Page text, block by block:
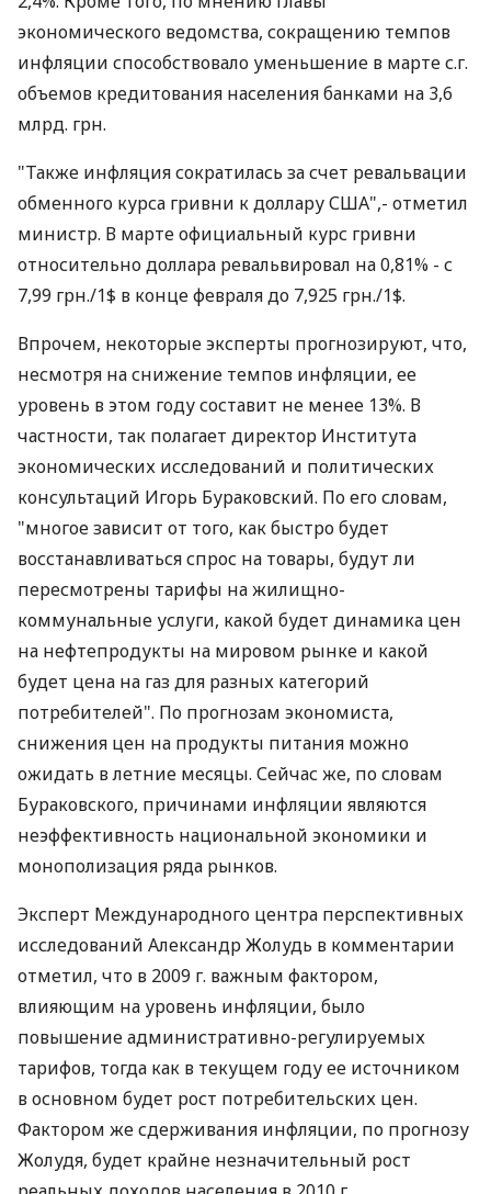
экономического ведомства, сокращению темпов
инфляции способствовало уменьшение в марте с.г.
объемов кредитования населения банками на 3,6
млрд. грн.
"Также инфляция сократилась за счет ревальвации
обменного курса гривни к доллару США",- отметил
министр. В марте официальный курс гривни
относительно доллара ревальвировал на 0,81% - с
7,99 грн./1$ в конце февраля до 7,925 грн./1$.
Впрочем, некоторые эксперты прогнозируют, что,
несмотря на снижение темпов инфляции, ее
уровень в этом году составит не менее 13%. В
частности, так полагает директор Института
экономических исследований и политических
консультаций Игорь Бураковский. По его словам,
"многое зависит от того, как быстро будет
восстанавливаться спрос на товары, будут ли
пересмотрены тарифы на жилищно-
коммунальные услуги, какой будет динамика цен
на нефтепродукты на мировом рынке и какой
будет цена на газ для разных категорий
потребителей". По прогнозам экономиста,
снижения цен на продукты питания можно
ожидать в летние месяцы. Сейчас же, по словам
Бураковского, причинами инфляции являются
неэффективность национальной экономики и
монополизация ряда рынков.
Эксперт Международного центра перспективных
исследований Александр Жолудь в комментарии
отметил, что в 2009 г. важным фактором,
влияющим на уровень инфляции, было
повышение административно-регулируемых
тарифов, тогда как в текущем году ее источником
в основном будет рост потребительских цен.
Фактором же сдерживания инфляции, по прогнозу
Жолудя, будет крайне незначительный рост